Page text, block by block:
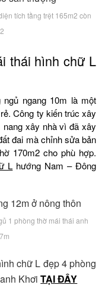
tích tầng trệt 165m2 còn
thái hình chữ L
ngang 10m là một
Công ty kiến trúc xây
xây nhà vì đã xây
đai mà chỉnh sửa bản
170m2 cho phù hợp.
L hướng Nam – Đông
1 phòng thờ mái thái anh
chữ L đẹp 4 phòng
KhơiTẠI ĐÂY